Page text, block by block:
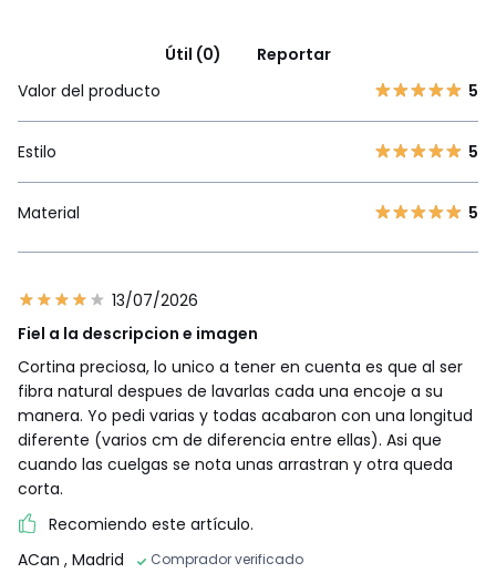
Útil (0)
Reportar
Valor del producto
5
Estilo 5
Material 5
13/07/2026
Fiel a la descripcion e imagen
Cortina preciosa, lo unico a tener en cuenta es que al ser
fibra natural despues de lavarlas cada una encoje a su
manera. Yo pedi varias y todas acabaron con una longitud
diferente (varios cm de diferencia entre ellas). Asi que
cuando las cuelgas se nota unas arrastran y otra queda
corta.
Recomiendo este artículo.
ACan , Madrid Comprador verificado